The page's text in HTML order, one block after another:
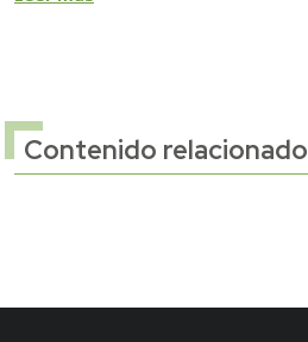
Contenido relacionado